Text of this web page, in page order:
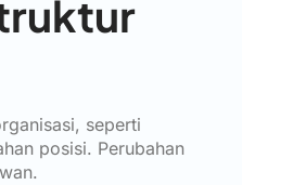
seperti
posisi. Perubahan